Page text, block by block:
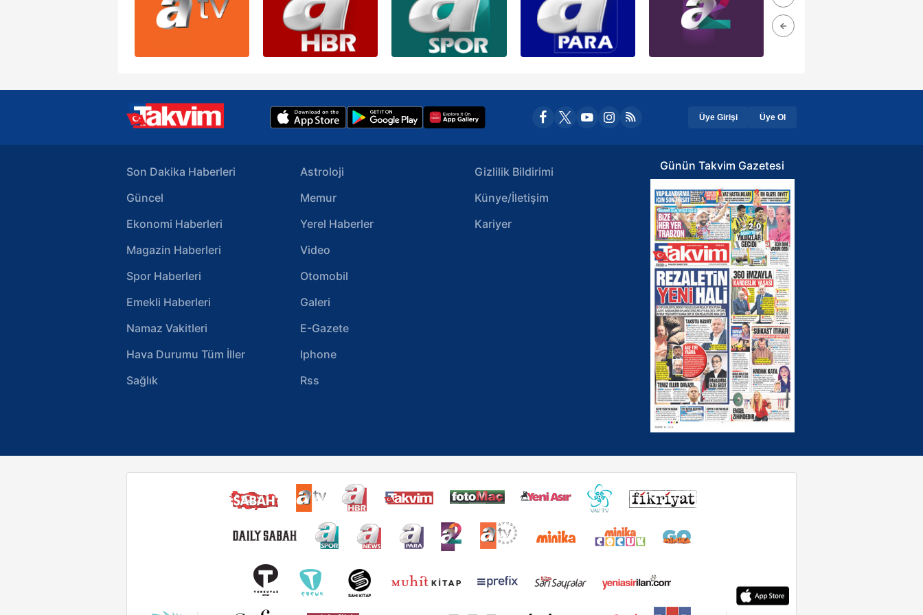
Üye Girişi Üye Ol
Son Dakika Haberleri
Güncel
Ekonomi Haberleri
Magazin Haberleri
Spor Haberleri
Emekli Haberleri
Namaz Vakitleri
Hava Durumu Tüm İller
Sağlık
Astroloji
Memur
Yerel Haberler
Video
Otomobil
Galeri
E-Gazete
Iphone
Rss
Gizlilik Bildirimi
Künye/İletişim
Kariyer
Günün Takvim Gazetesi